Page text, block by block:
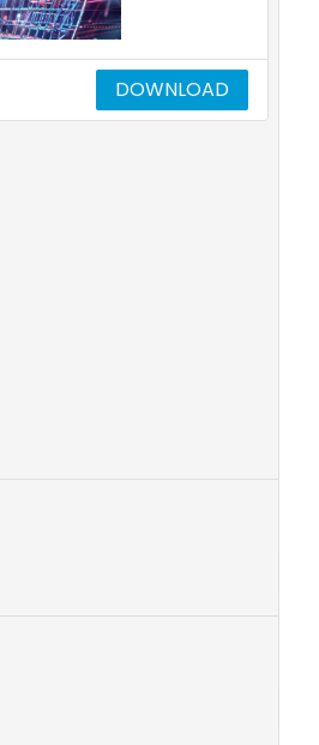
DOWNLOAD